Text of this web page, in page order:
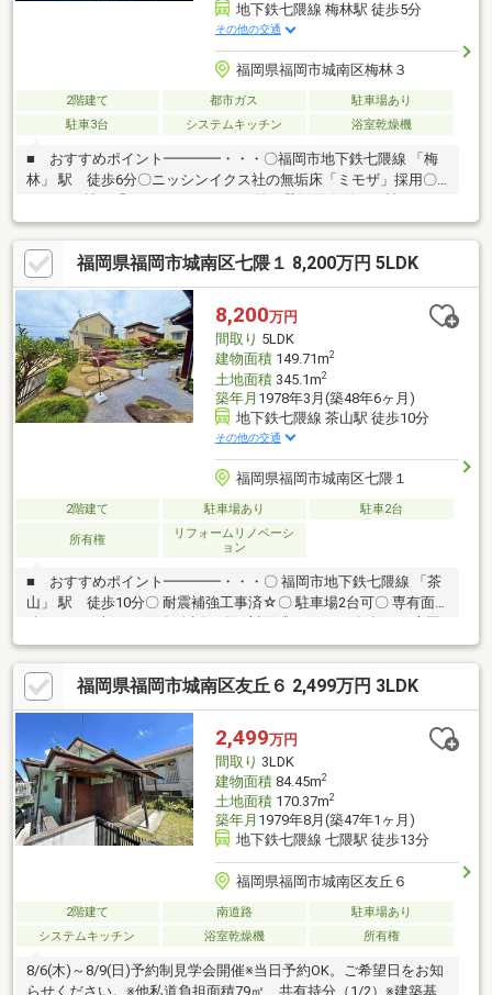
地下鉄七隈線 梅林駅 徒歩5分
その他の交通
福岡県福岡市城南区梅林３
2階建て 都市ガス
駐車場あり
駐車3台
システムキッチン 浴室乾燥機
■ おすすめポイント━━━━・・・〇福岡市地下鉄七隈線 「梅
林」 駅 徒歩6分〇ニッシンイクス社の無垢床「ミモザ」採用〇
圧倒的なスケールを誇るLDK〇 サウナと岩造りの露天風呂付 〇 西
南杜の湖畔公園一望可能
福岡県福岡市城南区七隈１ 8,200万円 5LDK
8,200万円
間取り 5LDK
建物面積149.71m2
土地面積345.1m2
築年月 1978年3月(築48年6ヶ月)
地下鉄七隈線 茶山駅 徒歩10分
その他の交通
福岡県福岡市城南区七隈１
2階建て 駐車場あり 駐車2台
所有権
リフォームリノベーシ
ョン
■ おすすめポイント━━━━・・・〇 福岡市地下鉄七隈線 「茶
山」 駅 徒歩10分〇 耐震補強工事済☆〇 駐車場2台可〇 専有面
あり☆〇 各所に豊富な収納スペースあり
福岡県福岡市城南区友丘６ 2,499万円 3LDK
2,499万円
間取り 3LDK
建物面積84.45m2
土地面積170.37m2
築年月 1979年8月(築47年1ヶ月)
地下鉄七隈線 七隈駅 徒歩13分
福岡県福岡市城南区友丘６
2階建て 南道路
駐車場あり
システムキッチン
浴室乾燥機 所有権
8/6(木)～8/9(日)予約制見学会開催※当日予約OK。ご希望日をお知
らせください。※他私道負担面積79㎡ 共有持分（1/2）※建築基